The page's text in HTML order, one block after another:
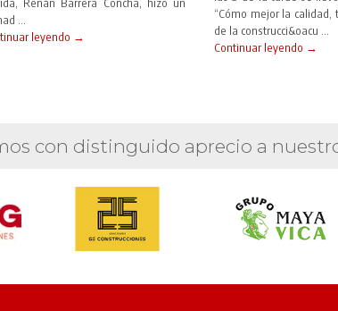
...
leyendo →
“Cómo mejor la calidad,
de la construcci&oacu ...
Continuar leyendo →
con distinguido aprecio a